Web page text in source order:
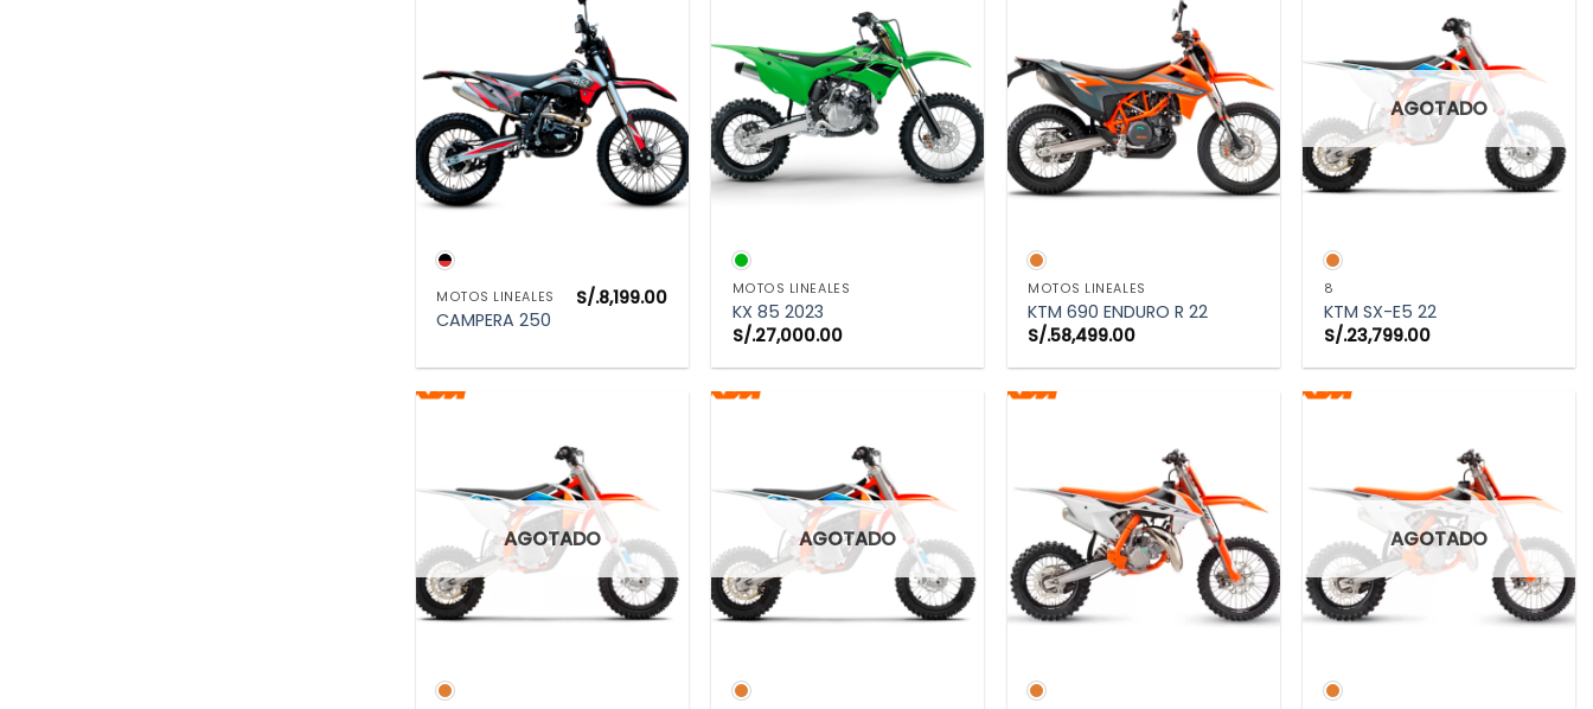
MOTOS LINEALES
CAMPERA 250
S/.8,199.00 MOTOS LINEALES
KX 85 2023
S/.27,000.00
MOTOS LINEALES
KTM 690 ENDURO R 22
S/.58,499.00
AGOTADO
8
KTM SX-E5 22
S/.23,799.00
AGOTADO AGOTADO AGOTADO